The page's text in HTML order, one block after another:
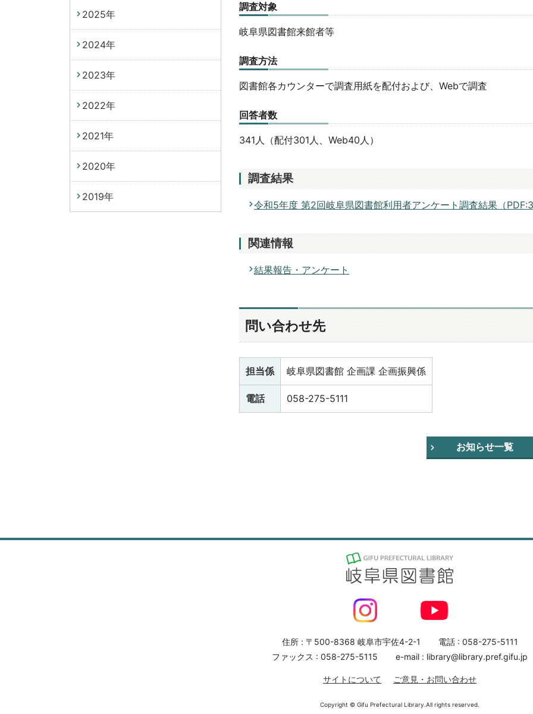
調査対象
岐阜県図書館来館者等
調査方法
図書館各カウンターで調査用紙を配付および、Webで調査
回答者数
341人（配付301人、Web40人）
調査結果
令和5年度 第2回岐阜県図書館利用者アンケート調査結果（
関連情報
結果報告・アンケート
問い合わせ先
担当係 岐阜県図書館 企画課 企画振興係
電話 058-275-5111
お知らせ一覧
2025年
2024年
2023年
2022年
2021年
2020年
2019年
住所 : 〒500-8368 岐阜市宇佐4-2-1
電話 : 058-275-5111
ファックス : 058-275-5115
e-mail : library@library.pref.gifu.jp
サイトについて ご意見・お問い合わせ
Copyright © Gifu Prefectural Library.All rights reserved.